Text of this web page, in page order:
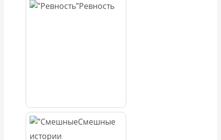
Ревность
Смешные
истории